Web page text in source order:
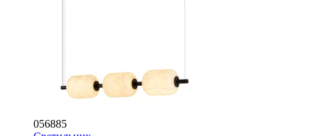
056885